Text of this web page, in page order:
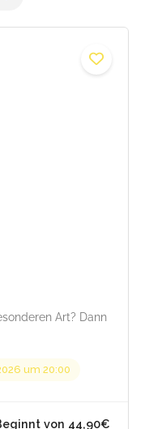
Art? Dann
um 20:00